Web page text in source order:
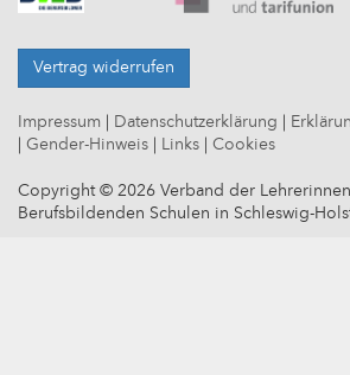
Vertrag widerrufen
Impressum Datenschutzerklärung
Gender-Hinweis Links Cookies
Copyright © 2026 Verband der
Berufsbildenden Schulen in Schleswig-